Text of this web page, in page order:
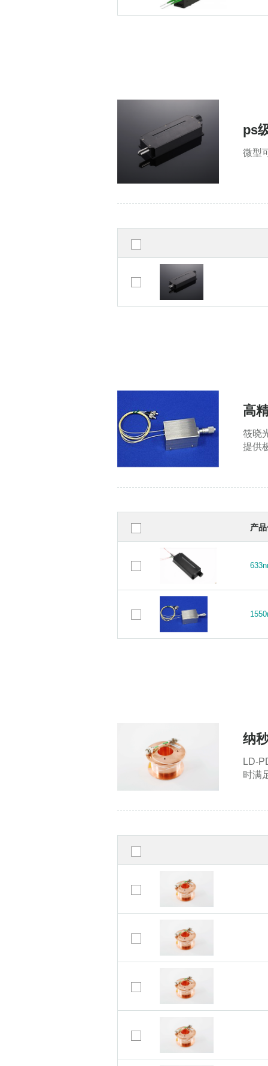
ps
微型
高
筱晓
提供
产
纳
LD-
时满